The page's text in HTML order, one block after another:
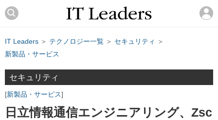
IT Leaders ＞ テクノロジー一覧 ＞ セキュリティ
＞
新製品・サービス
セキュリティ
新製品・サービス
日立情報通信エンジニアリング、Zsc